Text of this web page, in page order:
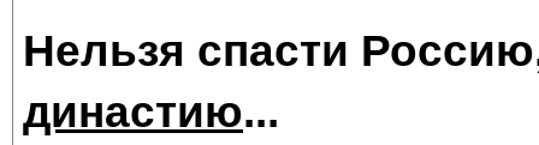
Нельзя спасти
династию...